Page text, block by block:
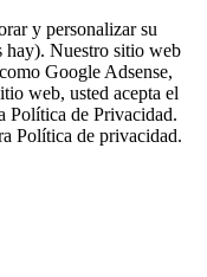
y personalizar su
hay). Nuestro sitio web
Google Adsense,
web, usted acepta el
Política de Privacidad.
Política de privacidad.